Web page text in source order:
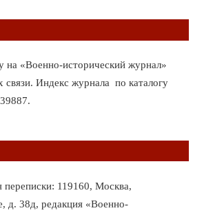
на «Военно-исторический журнал»
связи. Индекс журнала по каталогу
переписки: 119160, Москва,
д. 38д, редакция «Военно-